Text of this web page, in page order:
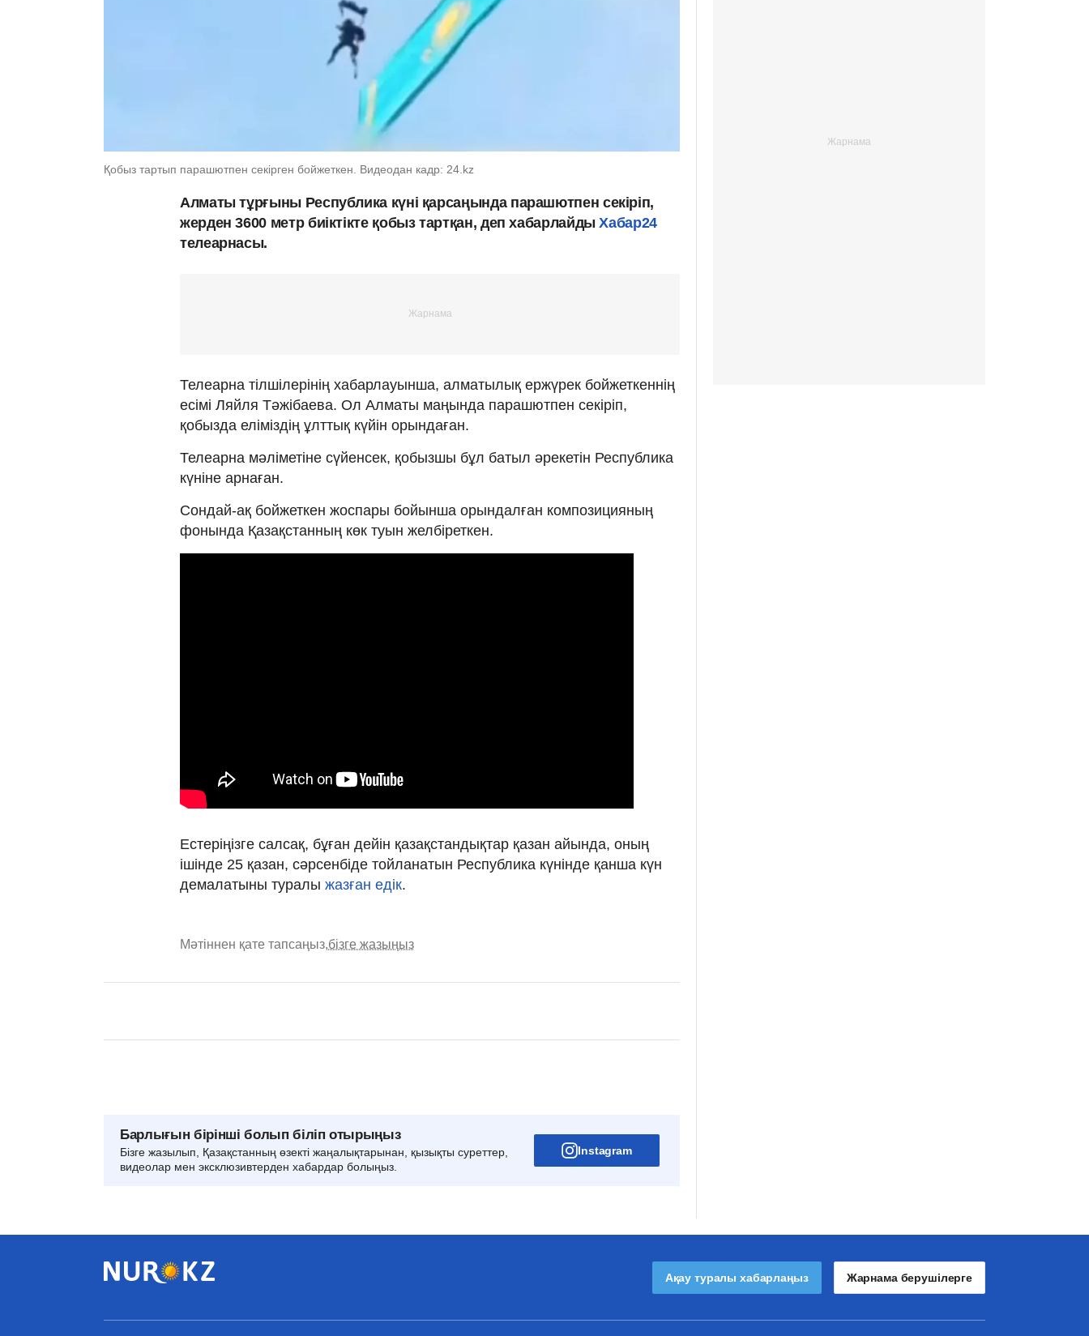
Қобыз тартып парашютпен секірген бойжеткен. Видеодан кадр: 24.kz
Алматы тұрғыны Республика күні қарсаңында парашютпен секіріп,
жерден 3600 метр биіктікте қобыз тартқан, деп хабарлайдыХабар24
телеарнасы.
Телеарна тілшілерінің хабарлауынша, алматылық ержүрек бойжеткеннің
есімі Ляйля Тәжібаева. Ол Алматы маңында парашютпен секіріп,
қобызда еліміздің ұлттық күйін орындаған.
Телеарна мәліметіне сүйенсек, қобызшы бұл батыл әрекетін Республика
күніне арнаған.
Сондай-ақ бойжеткен жоспары бойынша орындалған композицияның
фонында Қазақстанның көк туын желбіреткен.
Естеріңізге салсақ, бұған дейін қазақстандықтар қазан айында, оның
ішінде 25 қазан, сәрсенбіде тойланатын Республика күнінде қанша күн
демалатыны туралы жазған едік.
Мәтіннен қате тапсаңыз,бізге жазыңыз
Барлығын бірінші болып біліп отырыңыз
Бізге жазылып, Қазақстанның өзекті жаңалықтарынан, қызықты суреттер,
видеолар мен эксклюзивтерден хабардар болыңыз.
Instagram
Ақау туралы хабарлаңыз Жарнама берушілерге